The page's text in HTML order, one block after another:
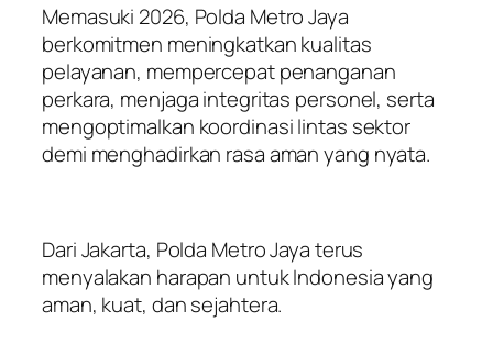
Memasuki 2026, Polda Metro Jaya
berkomitmen meningkatkan kualitas
pelayanan, mempercepat penanganan
perkara, menjaga integritas personel, serta
mengoptimalkan koordinasi lintas sektor
demi menghadirkan rasa aman yang nyata.
Dari Jakarta, Polda Metro Jaya terus
menyalakan harapan untuk Indonesia yang
aman, kuat, dan sejahtera.